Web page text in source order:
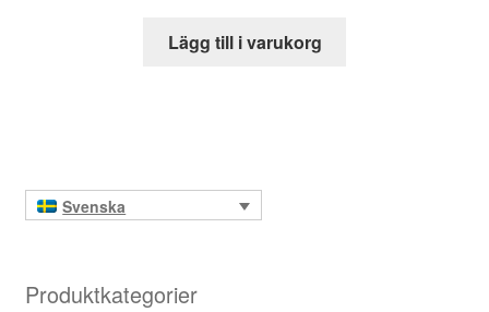
Lägg till i varukorg
Svenska
Produktkategorier